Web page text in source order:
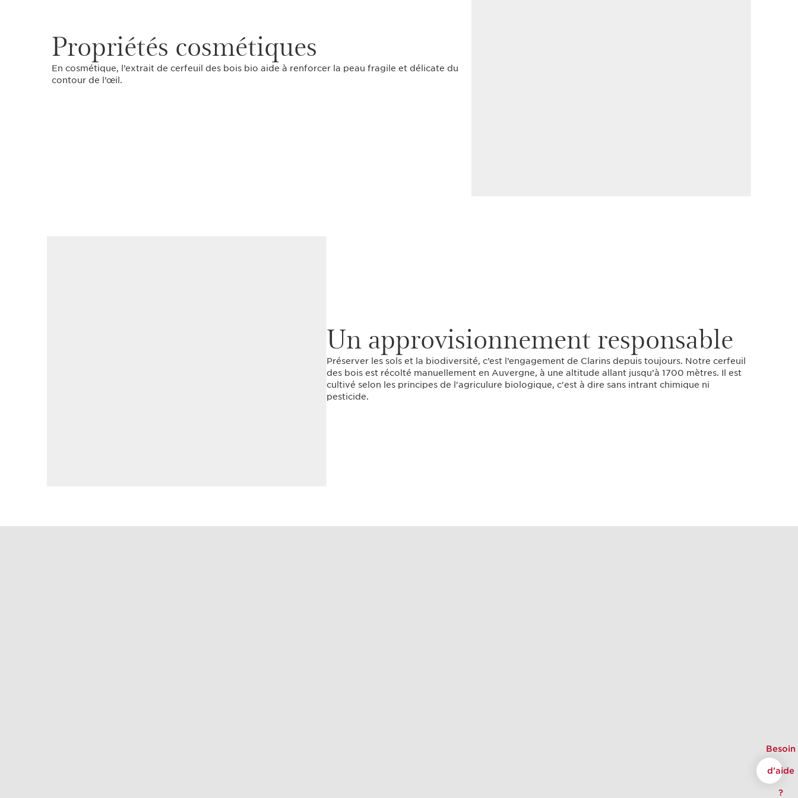
Propriétés cosmétiques
En cosmétique, l’extrait de cerfeuil des bois bio aide à renforcer la peau fragile et délicate du
contour de l’œil.
Un approvisionnement responsable
Préserver les sols et la biodiversité, c’est l’engagement de Clarins depuis toujours. Notre cerfeuil
des bois est récolté manuellement en Auvergne, à une altitude allant jusqu’à 1700 mètres. Il est
cultivé selon les principes de l'agriculure biologique, c'est à dire sans intrant chimique ni
pesticide.
Besoin
d'aide
?